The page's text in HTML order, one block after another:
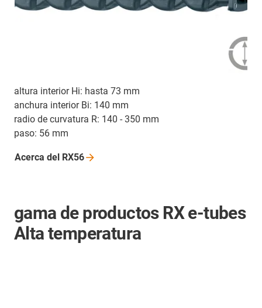
altura interior Hi: hasta 73 mm
anchura interior Bi: 140 mm
radio de curvatura R: 140 - 350 mm
paso: 56 mm
Acerca del RX56
gama de productos RX e-tubes
Alta temperatura